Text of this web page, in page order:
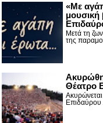
«Με
μουσική
Μετά τη
της
Θέατρο